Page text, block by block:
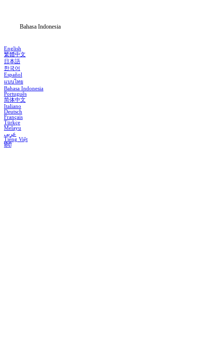
Bahasa Indonesia
English
繁體中文
日本語
한국어
Español
แบบไทย
Bahasa Indonesia
Português
简体中文
Italiano
Deutsch
Français
Türkçe
Melayu
عربي
Tiếng Việt
हिंदी